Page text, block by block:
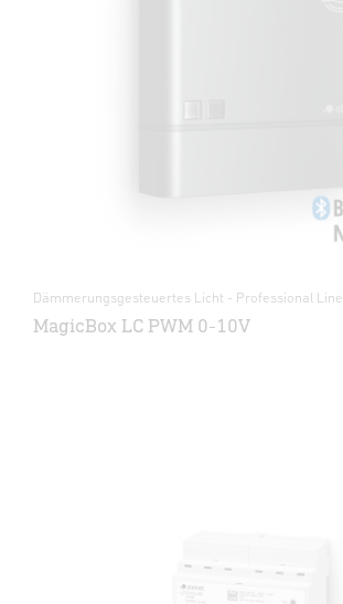
Dämmerungsgesteuertes Licht - Professional Line
MagicBox LC PWM 0-10V